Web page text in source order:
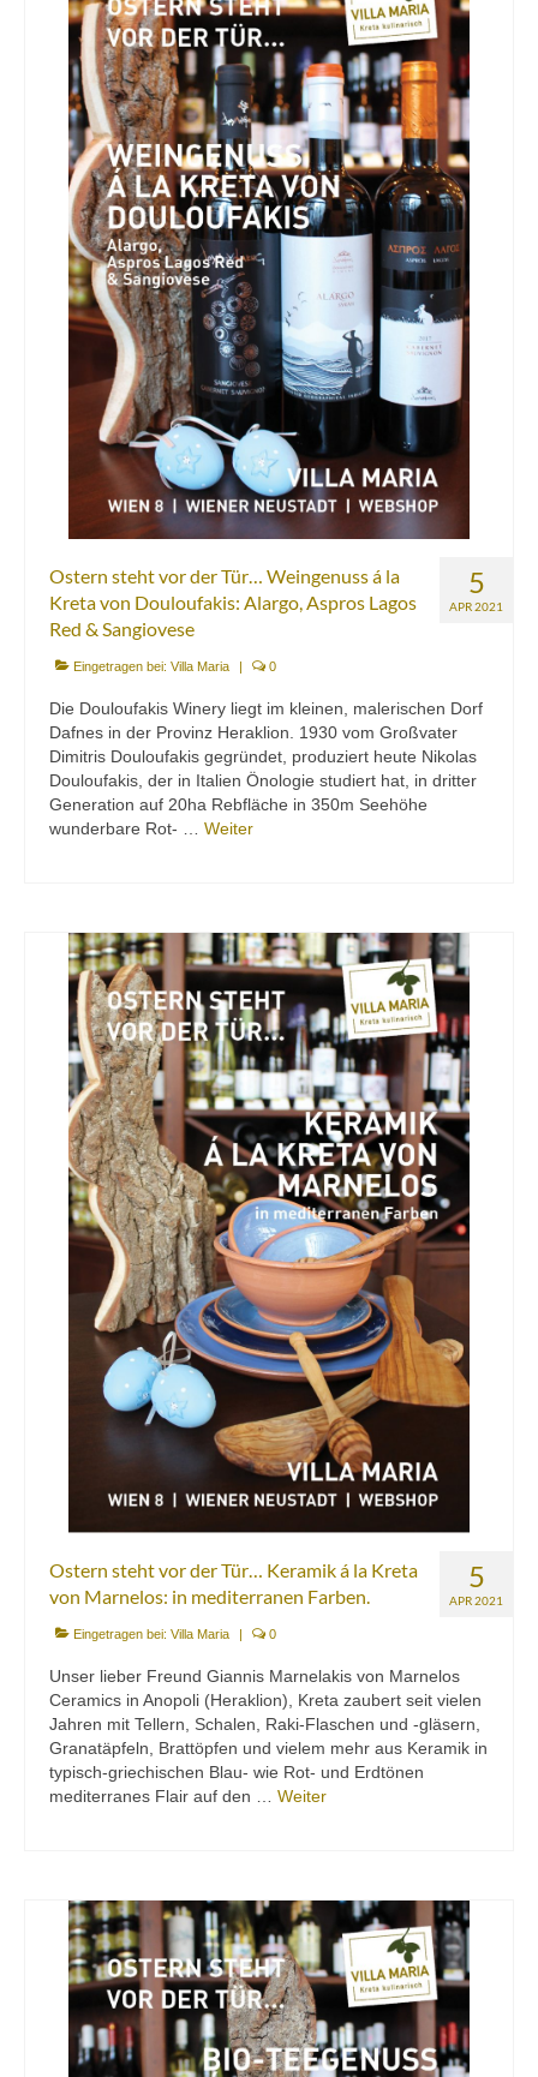
Datenschutz
Impressum
5
APR 2021
Ostern steht vor der Tür… Weingenuss á la
Kreta von Douloufakis: Alargo, Aspros Lagos
Red & Sangiovese
Eingetragen bei: Villa Maria | 0
Die Douloufakis Winery liegt im kleinen, malerischen Dorf
Dafnes in der Provinz Heraklion. 1930 vom Großvater
Dimitris Douloufakis gegründet, produziert heute Nikolas
Douloufakis, der in Italien Önologie studiert hat, in dritter
Generation auf 20ha Rebfläche in 350m Seehöhe
wunderbare Rot- … Weiter
5
APR 2021
Ostern steht vor der Tür… Keramik á la Kreta
von Marnelos: in mediterranen Farben.
Eingetragen bei: Villa Maria | 0
Unser lieber Freund Giannis Marnelakis von Marnelos
Ceramics in Anopoli (Heraklion), Kreta zaubert seit vielen
Jahren mit Tellern, Schalen, Raki-Flaschen und -gläsern,
Granatäpfeln, Brattöpfen und vielem mehr aus Keramik in
typisch-griechischen Blau- wie Rot- und Erdtönen
mediterranes Flair auf den … Weiter